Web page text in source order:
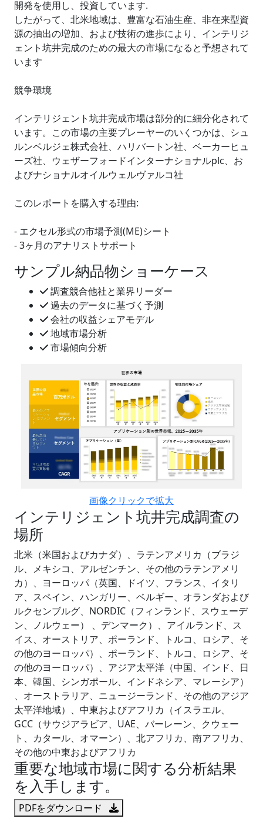
開発を使用し、投資しています.
したがって、北米地域は、豊富な石油生産、非在来型資
源の抽出の増加、および技術の進歩により、インテリジ
ェント坑井完成のための最大の市場になると予想されて
います
競争環境
インテリジェント坑井完成市場は部分的に細分化されて
います。この市場の主要プレーヤーのいくつかは、シュ
ルンベルジェ株式会社、ハリバートン社、ベーカーヒュ
ーズ社、ウェザーフォードインターナショナルplc、お
よびナショナルオイルウェルヴァルコ社
このレポートを購入する理由:
- エクセル形式の市場予測(ME)シート
- 3ヶ月のアナリストサポート
サンプル納品物ショーケース
調査競合他社と業界リーダー
過去のデータに基づく予測
会社の収益シェアモデル
地域市場分析
市場傾向分析
画像クリックで拡大
インテリジェント坑井完成調査の
場所
北米（米国およびカナダ）、ラテンアメリカ（ブラジ
ル、メキシコ、アルゼンチン、その他のラテンアメリ
カ）、ヨーロッパ（英国、ドイツ、フランス、イタリ
ア、スペイン、ハンガリー、ベルギー、オランダおよび
ルクセンブルグ、NORDIC（フィンランド、スウェーデ
ン、ノルウェー） 、デンマーク）、アイルランド、ス
イス、オーストリア、ポーランド、トルコ、ロシア、そ
の他のヨーロッパ）、ポーランド、トルコ、ロシア、そ
の他のヨーロッパ）、アジア太平洋（中国、インド、日
本、韓国、シンガポール、インドネシア、マレーシア）
、オーストラリア、ニュージーランド、その他のアジア
太平洋地域）、中東およびアフリカ（イスラエル、
GCC（サウジアラビア、UAE、バーレーン、クウェー
ト、カタール、オマーン）、北アフリカ、南アフリカ、
その他の中東およびアフリカ
重要な地域市場に関する分析結果
を入手します。
PDFをダウンロード